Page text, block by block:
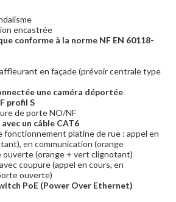
encastrée
conforme à la norme NF EN 60118-
en façade (prévoir centrale type
une caméra déportée
profil S
de porte NO/NF
un câble CAT6
fonctionnement platine de rue : appel en
en communication (orange
(orange + vert clignotant)
coupure (appel en cours, en
ouverte)
PoE (Power Over Ethernet)